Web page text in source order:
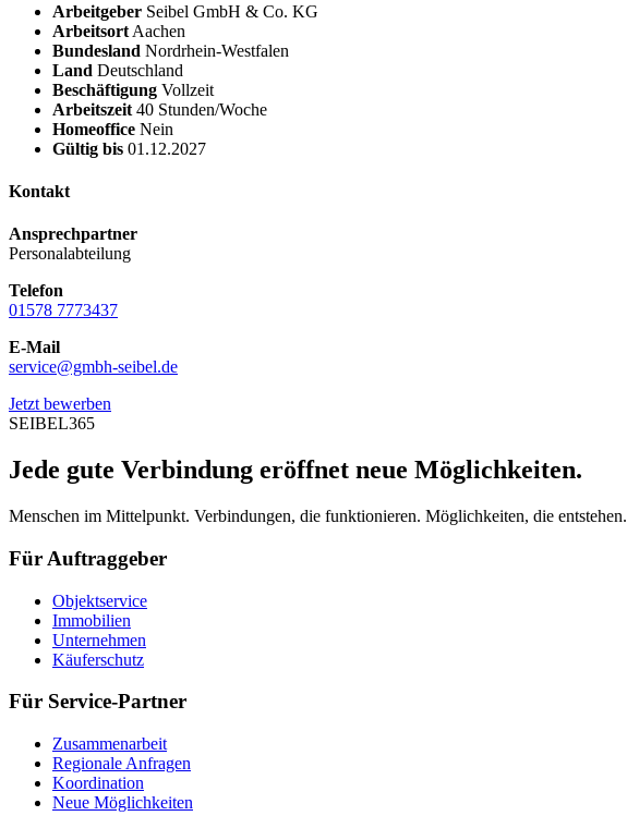
Arbeitgeber Seibel GmbH & Co. KG
Arbeitsort Aachen
Bundesland Nordrhein-Westfalen
Land Deutschland
Beschäftigung Vollzeit
Arbeitszeit 40 Stunden/Woche
Homeoffice Nein
Gültig bis 01.12.2027
Kontakt
Ansprechpartner
Personalabteilung
Telefon
01578 7773437
E-Mail
service@gmbh-seibel.de
Jetzt bewerben
SEIBEL365
Jede gute Verbindung eröffnet neue Möglichkeiten.
Menschen im Mittelpunkt. Verbindungen, die funktionieren. Möglichkeiten, die entstehen.
Für Auftraggeber
Objektservice
Immobilien
Unternehmen
Käuferschutz
Für Service-Partner
Zusammenarbeit
Regionale Anfragen
Koordination
Neue Möglichkeiten